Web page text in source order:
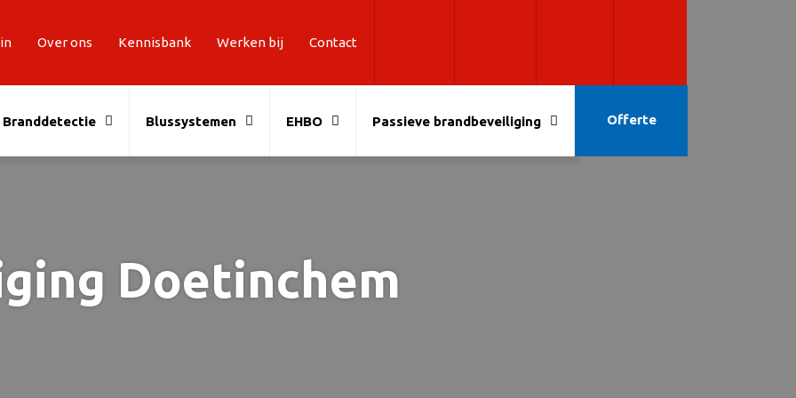
Over ons Kennisbank Werken bij Contact
Branddetectie Blussystemen EHBO Passieve brandbeveiliging Offerte
Doetinchem